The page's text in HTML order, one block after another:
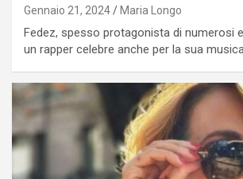
Gennaio 21, 2024 Maria Longo
Fedez, spesso protagonista di numerosi
un rapper celebre anche per la sua